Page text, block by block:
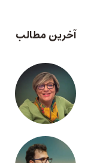
آخرین مطالب